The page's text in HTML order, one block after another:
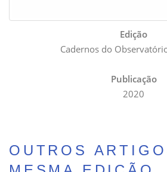
Edição
Cadernos do
Publicação
2020
OUTROS